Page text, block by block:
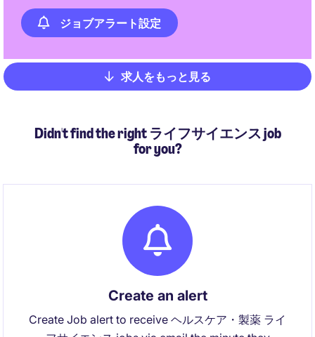
ジョブアラート設定
Pagination
求人をもっと見る
Didn't find the right ライフサイエンス job
for you?
Create an alert
Create Job alert to receive ヘルスケア・製薬 ライ